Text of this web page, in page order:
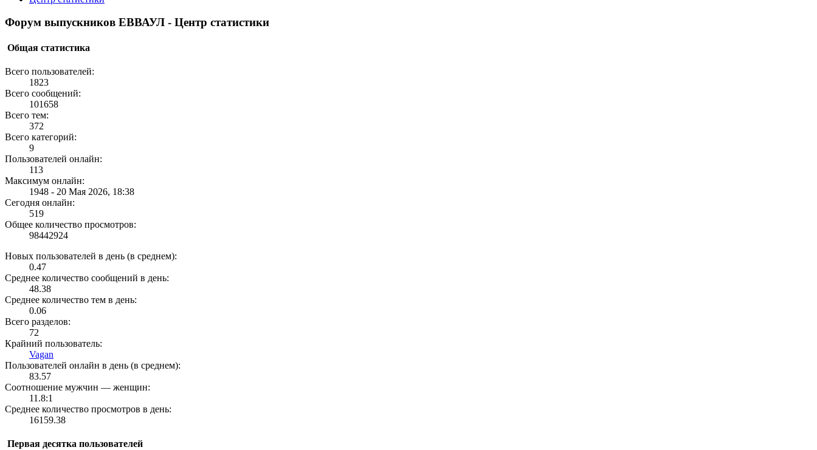
Форум выпускников ЕВВАУЛ - Центр статистики
Общая статистика
Всего пользователей:
1823
Всего сообщений:
101658
Всего тем:
372
Всего категорий:
9
Пользователей онлайн:
113
Максимум онлайн:
1948 - 20 Мая 2026, 18:38
Сегодня онлайн:
519
Общее количество просмотров:
98442924
Новых пользователей в день (в среднем):
0.47
Среднее количество сообщений в день:
48.38
Среднее количество тем в день:
0.06
Всего разделов:
72
Крайний пользователь:
Vagan
Пользователей онлайн в день (в среднем):
83.57
Соотношение мужчин — женщин:
11.8:1
Среднее количество просмотров в день:
16159.38
Первая десятка пользователей